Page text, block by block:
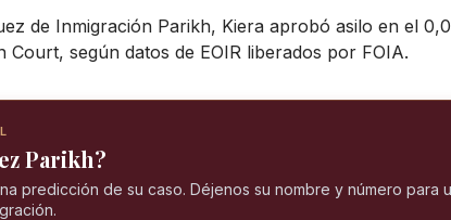
de Inmigración Parikh, Kiera aprobó asilo en el
según datos de EOIR liberados por FOIA.
Parikh?
predicción de su caso. Déjenos su nombre y número para